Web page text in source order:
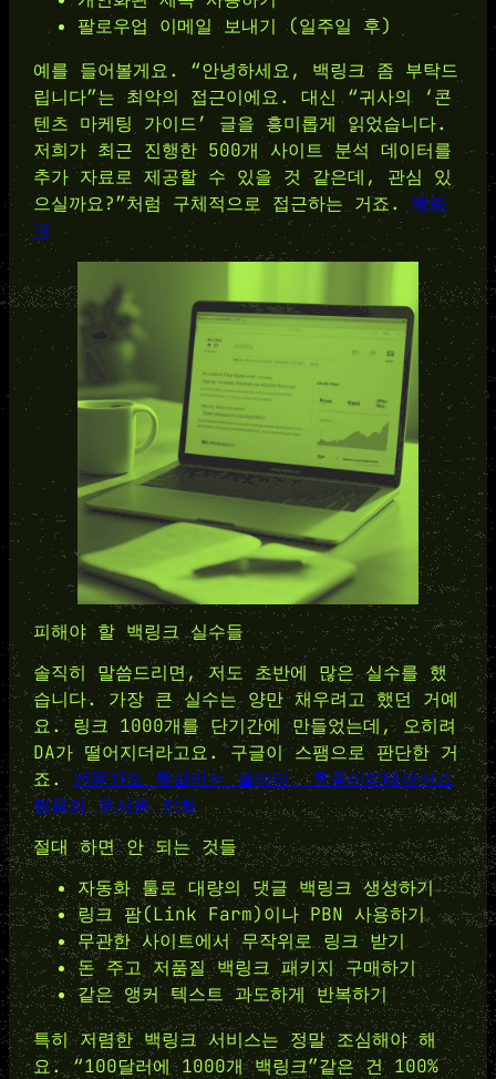
팔로우업 이메일 보내기 (일주일 후)
예를 들어볼게요. “안녕하세요, 백링크 좀 부탁드
립니다”는 최악의 접근이에요. 대신 “귀사의 ‘콘
텐츠 마케팅 가이드’ 글을 흥미롭게 읽었습니다.
저희가 최근 진행한 500개 사이트 분석 데이터를
추가 자료로 제공할 수 있을 것 같은데, 관심 있
으실까요?”처럼 구체적으로 접근하는 거죠. 백링
크
피해야 할 백링크 실수들
솔직히 말씀드리면, 저도 초반에 많은 실수를 했
습니다. 가장 큰 실수는 양만 채우려고 했던 거예
요. 링크 1000개를 단기간에 만들었는데, 오히려
DA가 떨어지더라고요. 구글이 스팸으로 판단한 거
죠. 전문가도 헷갈리는 퀄리티, 홍콩이미테이션쇼
핑몰의 무서운 진화
절대 하면 안 되는 것들
자동화 툴로 대량의 댓글 백링크 생성하기
링크 팜(Link Farm)이나 PBN 사용하기
무관한 사이트에서 무작위로 링크 받기
돈 주고 저품질 백링크 패키지 구매하기
같은 앵커 텍스트 과도하게 반복하기
특히 저렴한 백링크 서비스는 정말 조심해야 해
요. “100달러에 1000개 백링크”같은 건 100%